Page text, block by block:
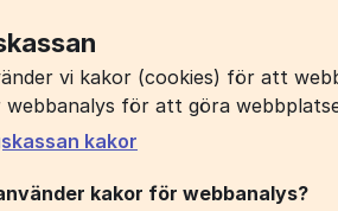
vi kakor (cookies) för att
för att göra
kakor
kakor för webbanalys?